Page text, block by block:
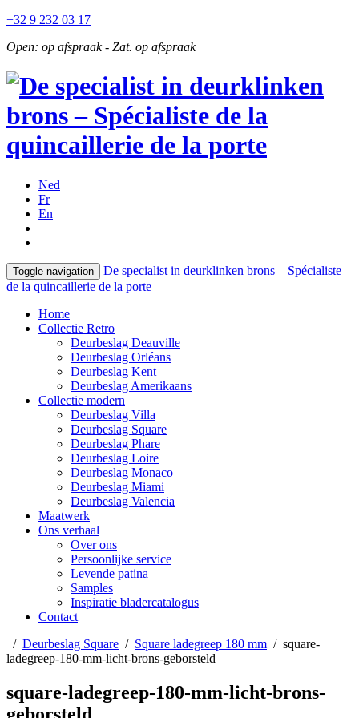
+32 9 232 03 17
Open: op afspraak - Zat. op afspraak
Ned
Fr
En
Toggle navigation
De specialist in deurklinken brons – Spécialiste
de la quincaillerie de la porte
Home
Collectie Retro
Deurbeslag Deauville
Deurbeslag Orléans
Deurbeslag Kent
Deurbeslag Amerikaans
Collectie modern
Deurbeslag Villa
Deurbeslag Square
Deurbeslag Phare
Deurbeslag Loire
Deurbeslag Monaco
Deurbeslag Miami
Deurbeslag Valencia
Maatwerk
Ons verhaal
Over ons
Persoonlijke service
Levende patina
Samples
Inspiratie bladercatalogus
Contact
/ Deurbeslag Square / Square ladegreep 180 mm / square-
ladegreep-180-mm-licht-brons-geborsteld
square-ladegreep-180-mm-licht-brons-
geborsteld